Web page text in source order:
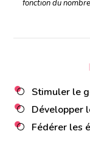
fonction du
Stimuler le
Développer
Fédérer les